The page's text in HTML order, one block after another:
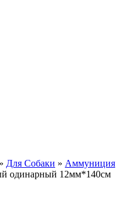
» Для Собаки » Аммуниция
одинарный 12мм*140см